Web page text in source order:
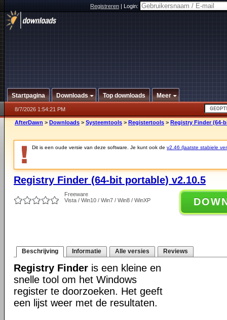
Registreren|Login:
Startpagina Downloads Top downloads Meer
8/7/2026 1:54:21 PM
AfterDawn > Downloads > Systeemtools > Registertools > Registry Finder (64-
Dit is een oude versie van deze software. Je kunt ook de v2.46 (laatste stabiele
Registry Finder (64-bit portable) v2.10.5
Freeware
Vista / Win10 / Win7 / Win8 / WinXP
Beschrijving Informatie Alle versies Reviews
Registry Finder is een kleine en
snelle tool om het Windows
register te doorzoeken. Het geeft
een lijst weer met de resultaten.